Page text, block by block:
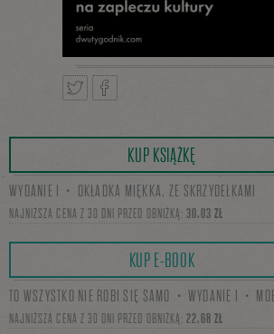
TweetnijPodziel
się
na
KUP KSIĄŻKĘ
WYDANIE I・OKŁADKA MIĘKKA, ZE SKRZYDEŁKAMI
NAJNIŻSZA CENA Z 30 DNI PRZED OBNIŻKĄ: 30,03 ZŁ
KUP E-BOOK
TO WSZYSTKO NIE ROBI SIĘ SAMO・WYDANIE I・
NAJNIŻSZA CENA Z 30 DNI PRZED OBNIŻKĄ: 22,68 ZŁ